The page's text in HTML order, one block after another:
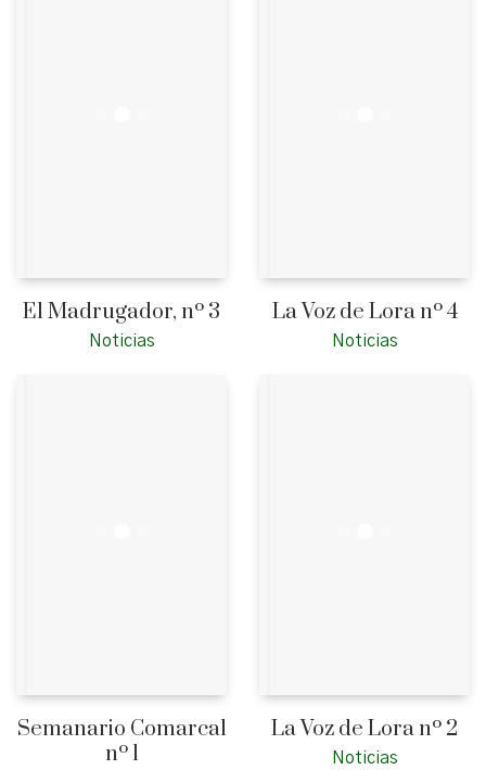
El Madrugador, nº 3
Noticias
La Voz de Lora nº 4
Noticias
Semanario Comarcal
nº 1
La Voz de Lora nº 2
Noticias